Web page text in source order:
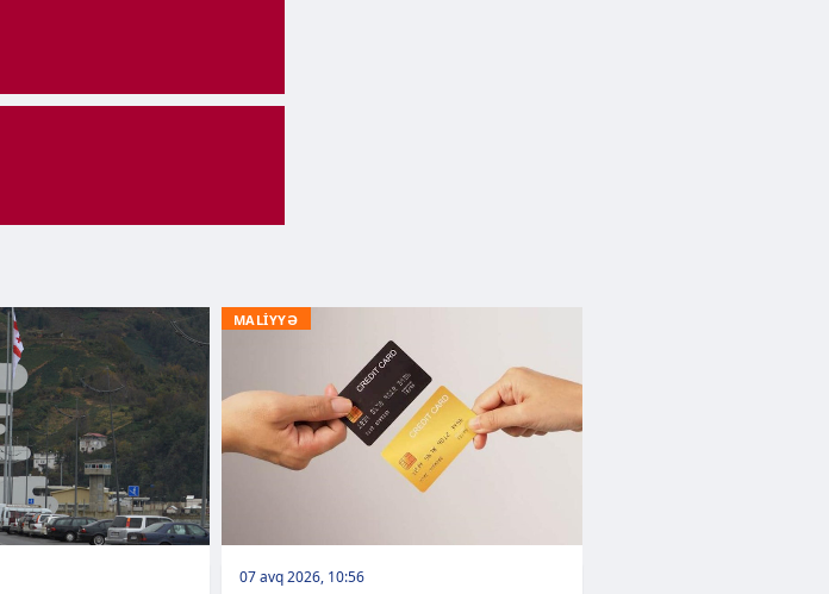
MALİYYƏ
07 avq 2026, 10:56